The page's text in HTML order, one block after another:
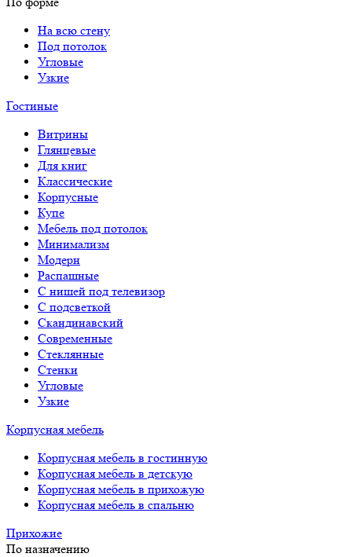
На всю стену
Под потолок
Угловые
Узкие
Гостиные
Витрины
Глянцевые
Для книг
Классические
Корпусные
Купе
Мебель под потолок
Минимализм
Модерн
Распашные
С нишей под телевизор
С подсветкой
Скандинавский
Современные
Стеклянные
Стенки
Угловые
Узкие
Корпусная мебель
Корпусная мебель в гостинную
Корпусная мебель в детскую
Корпусная мебель в прихожую
Корпусная мебель в спальню
Прихожие
По назначению